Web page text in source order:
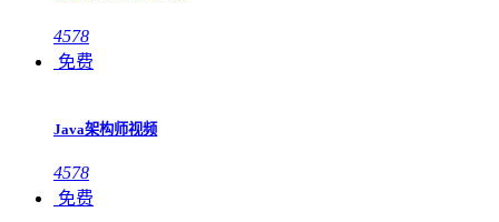
4578
免费
Java架构师视频
4578
免费